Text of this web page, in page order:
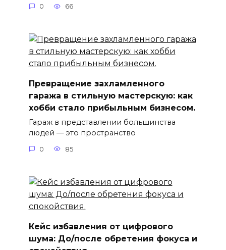
0 66
Превращение захламленного
гаража в стильную мастерскую: как
хобби стало прибыльным бизнесом.
Гараж в представлении большинства
людей — это пространство
0 85
Кейс избавления от цифрового
шума: До/после обретения фокуса и